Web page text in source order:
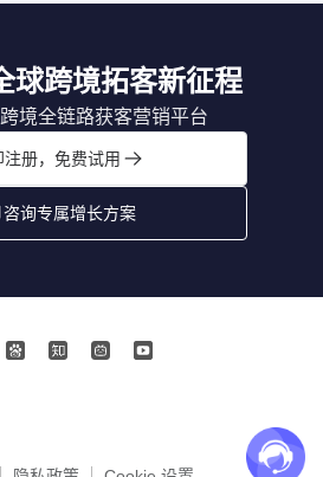
球跨境拓客新征程
境全链路获客营销平台
注册，免费试用
咨询专属增长方案